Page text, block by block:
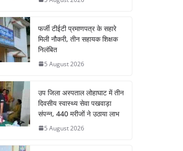
फर्जी टीईटी प्रमाणपत्र के सहारे
मिली नौकरी, तीन सहायक शिक्षक
निलंबित
5 August 2026
उप जिला अस्पताल लोहाघाट में तीन
दिवसीय स्वास्थ्य सेवा पखवाड़ा
संपन्न, 440 मरीजों ने उठाया लाभ
5 August 2026